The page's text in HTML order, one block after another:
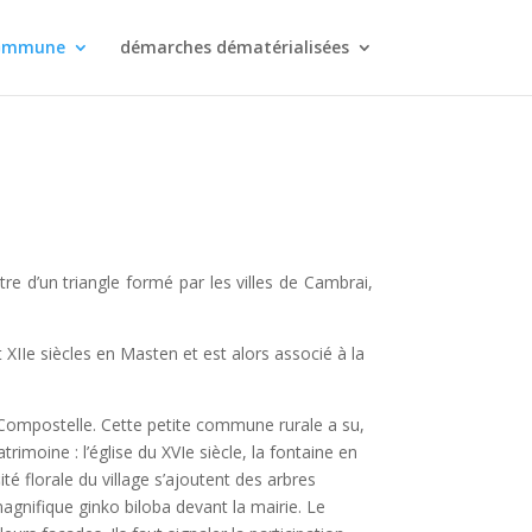
démarches dématérialisées
d’un triangle formé par les villes de Cambrai,
siècles en Masten et est alors associé à la
Cette petite commune rurale a su,
: l’église du XVIe siècle, la fontaine en
florale du village s’ajoutent des arbres
ginko biloba devant la mairie. Le